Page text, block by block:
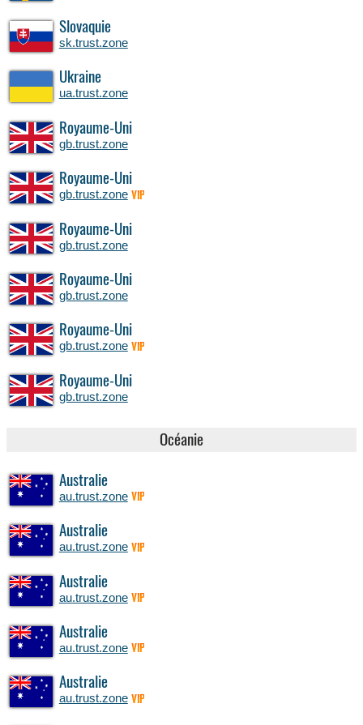
Slovaquie
sk.trust.zone
Ukraine
ua.trust.zone
Royaume-Uni
gb.trust.zone
Royaume-Uni
gb.trust.zone VIP
Royaume-Uni
gb.trust.zone
Royaume-Uni
gb.trust.zone
Royaume-Uni
gb.trust.zone VIP
Royaume-Uni
gb.trust.zone
Océanie
Australie
au.trust.zone VIP
Australie
au.trust.zone VIP
Australie
au.trust.zone VIP
Australie
au.trust.zone VIP
Australie
au.trust.zone VIP